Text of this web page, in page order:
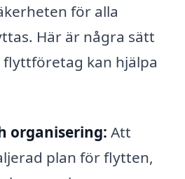
för alla
Här är några sätt
kan hjälpa
organisering: Att
plan för flytten,